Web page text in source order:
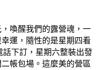
喚醒我們的露營魂，一
運，隨性的是星期四看
下訂，星期六整裝出發
帳包場。這麼美的營區